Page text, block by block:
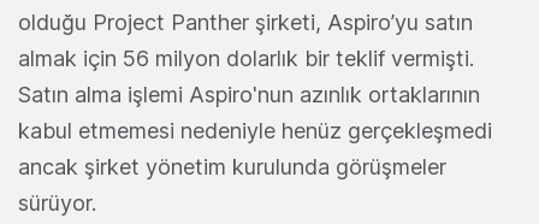
olduğu Project Panther şirketi, Aspiro’yu satın
almak için 56 milyon dolarlık bir teklif vermişti.
Satın alma işlemi Aspiro'nun azınlık ortaklarının
kabul etmemesi nedeniyle henüz gerçekleşmedi
ancak şirket yönetim kurulunda görüşmeler
sürüyor.